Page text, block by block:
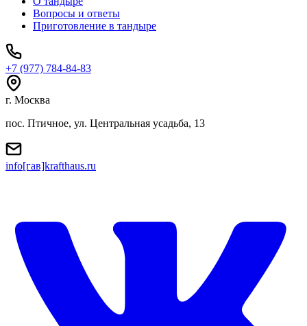
Вопросы и ответы
Приготовление в тандыре
+7 (977) 784-84-83
г. Москва
пос. Птичное, ул. Центральная усадьба, 13
info[гав]krafthaus.ru